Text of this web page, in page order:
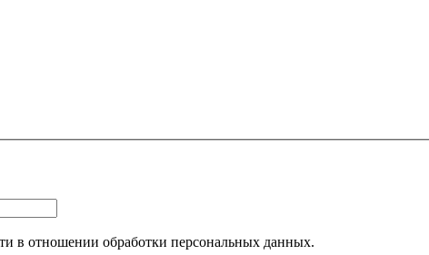
в отношении обработки персональных данных.